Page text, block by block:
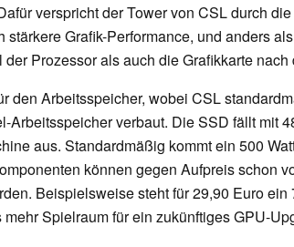
verspricht der Tower von CSL durch
stärkere Grafik-Performance, und anders
Prozessor als auch die Grafikkarte
den Arbeitsspeicher, wobei CSL
Arbeitsspeicher verbaut. Die SSD fällt mit
aus. Standardmäßig kommt ein 500
können gegen Aufpreis schon
Beispielsweise steht für 29,90 Euro ein
mehr Spielraum für ein zukünftiges GPU-